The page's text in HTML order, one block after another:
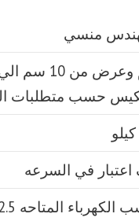
حسب متطلبات